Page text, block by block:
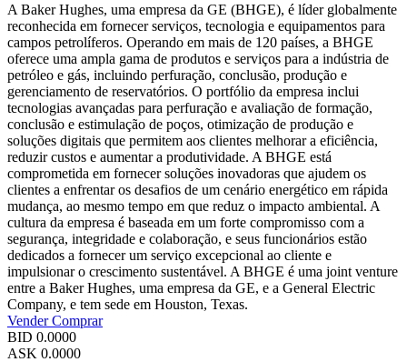
A Baker Hughes, uma empresa da GE (BHGE), é líder globalmente
reconhecida em fornecer serviços, tecnologia e equipamentos para
campos petrolíferos. Operando em mais de 120 países, a BHGE
oferece uma ampla gama de produtos e serviços para a indústria de
petróleo e gás, incluindo perfuração, conclusão, produção e
gerenciamento de reservatórios. O portfólio da empresa inclui
tecnologias avançadas para perfuração e avaliação de formação,
conclusão e estimulação de poços, otimização de produção e
soluções digitais que permitem aos clientes melhorar a eficiência,
reduzir custos e aumentar a produtividade. A BHGE está
comprometida em fornecer soluções inovadoras que ajudem os
clientes a enfrentar os desafios de um cenário energético em rápida
mudança, ao mesmo tempo em que reduz o impacto ambiental. A
cultura da empresa é baseada em um forte compromisso com a
segurança, integridade e colaboração, e seus funcionários estão
dedicados a fornecer um serviço excepcional ao cliente e
impulsionar o crescimento sustentável. A BHGE é uma joint venture
entre a Baker Hughes, uma empresa da GE, e a General Electric
Company, e tem sede em Houston, Texas.
VenderComprar
BID 0.0000
ASK 0.0000